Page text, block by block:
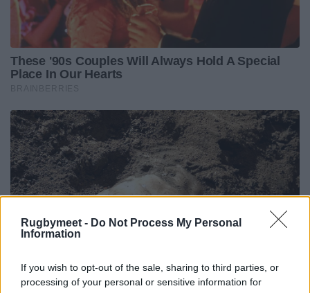
Rugbymeet - Do Not Process My Personal
Information
If you wish to opt-out of the sale, sharing to third parties, or
processing of your personal or sensitive information for